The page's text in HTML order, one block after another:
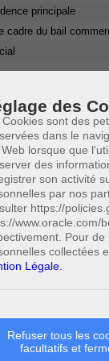
des
Cookies sont des
dans le
lorsque que
des
son activité
par nos
https://
www.oracle.com/
Pour
collectées
Légale.
Refuser tous les
facultatifs et
principale
cadre du bail
moment, s’il a
proches, il faut
ascendants et
degré 6. Afin
être interprété
nese trouve un
avec
indépendamment
comme
ne doit pas être
l’ensemble du
qui encadrent
préavis donné
plus, ils doivent
à la
ne peut